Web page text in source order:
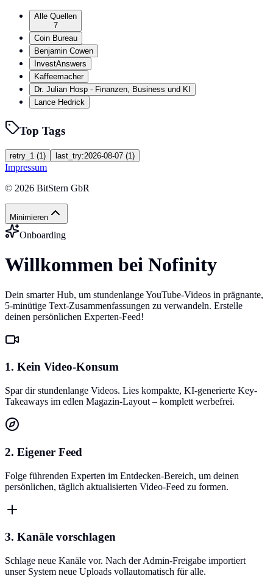
Alle Quellen
7
Coin Bureau
Benjamin Cowen
InvestAnswers
Kaffeemacher
Dr. Julian Hosp - Finanzen, Business und KI
Lance Hedrick
Top Tags
retry_1 (1 ) last_try:2026-08-07 (1 )
Impressum
© 2026 BitStern GbR
Minimieren
Onboarding
Willkommen bei Nofinity
Dein smarter Hub, um stundenlange YouTube-Videos in prägnante,
5-minütige Text-Zusammenfassungen zu verwandeln. Erstelle
deinen persönlichen Experten-Feed!
1. Kein Video-Konsum
Spar dir stundenlange Videos. Lies kompakte, KI-generierte Key-
Takeaways im edlen Magazin-Layout – komplett werbefrei.
2. Eigener Feed
Folge führenden Experten im Entdecken-Bereich, um deinen
persönlichen, täglich aktualisierten Video-Feed zu formen.
3. Kanäle vorschlagen
Schlage neue Kanäle vor. Nach der Admin-Freigabe importiert
unser System neue Uploads vollautomatisch für alle.